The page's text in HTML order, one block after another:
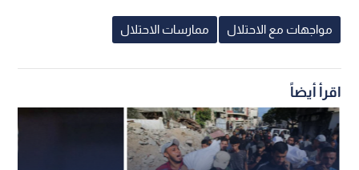
مواجهات مع الاحتلال ممارسات الاحتلال
اقرأ أيضاً